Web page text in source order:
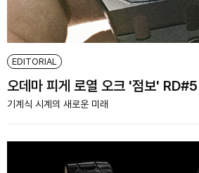
EDITORIAL
오데마 피게 로열 오크 '점보' RD#5
기계식 시계의 새로운 미래